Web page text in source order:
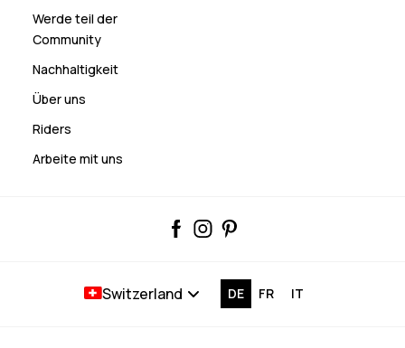
Werde teil der
Community
Nachhaltigkeit
Über uns
Riders
Arbeite mit uns
DE FR IT
Switzerland